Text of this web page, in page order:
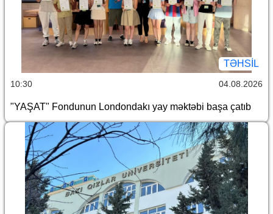
TƏHSIL
10:30 04.08.2026
"YAŞAT" Fondunun Londondakı yay məktəbi başa çatıb